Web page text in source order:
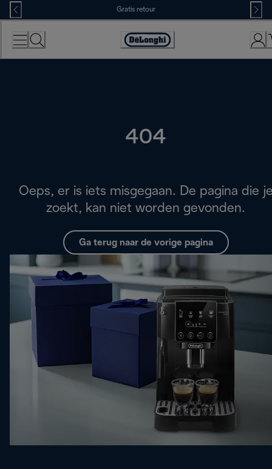
Skip
to
Content
Gratis retour
Accessibility
Statement
404
Oeps, er is iets misgegaan. De pagina die
zoekt, kan niet worden gevonden.
Ga terug naar de vorige pagina